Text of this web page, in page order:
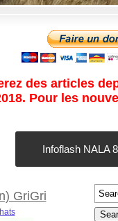
des articles
Pour les
Infoflash NALA
GriGri